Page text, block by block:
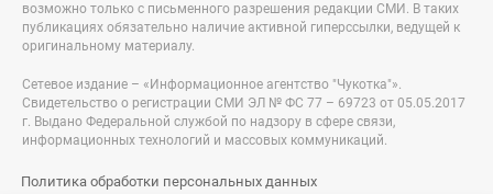
возможно только с письменного разрешения редакции СМИ. В таких
публикациях обязательно наличие активной гиперссылки, ведущей к
оригинальному материалу.
Сетевое издание – «Информационное агентство "Чукотка"».
Свидетельство о регистрации СМИ ЭЛ № ФС 77 – 69723 от 05.05.2017
г. Выдано Федеральной службой по надзору в сфере связи,
информационных технологий и массовых коммуникаций.
Политика обработки персональных данных